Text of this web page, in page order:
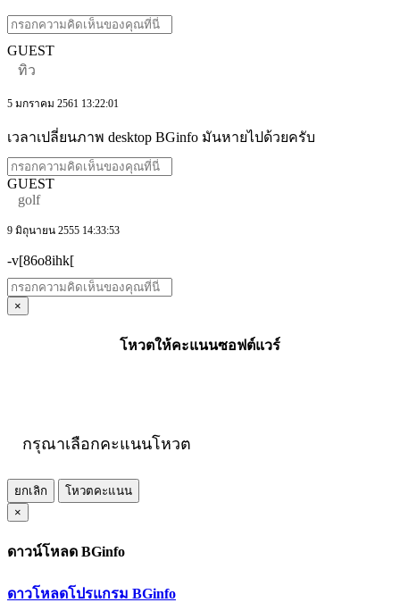
GUEST
ทิว
5 มกราคม 2561 13:22:01
เวลาเปลี่ยนภาพ desktop BGinfo มันหายไปด้วยครับ
GUEST
golf
9 มิถุนายน 2555 14:33:53
-v[86o8ihk[
×
โหวตให้คะแนนซอฟต์แวร์
กรุณาเลือกคะแนนโหวต
ยกเลิก
โหวตคะแนน
×
ดาวน์โหลด BGinfo
ดาวโหลดโปรแกรม BGinfo